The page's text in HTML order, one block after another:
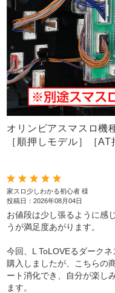
オリンピアスマスロ機
［順押しモデル］［
家スロ少しわかる初心者 様
投稿日：2026年08月04日
お値段は少し張るように感
うが満足度あがります。
今回、L ToLOVEるダーク
購入しましたが、こちらの
ート消化でき、自分が楽し
ます。